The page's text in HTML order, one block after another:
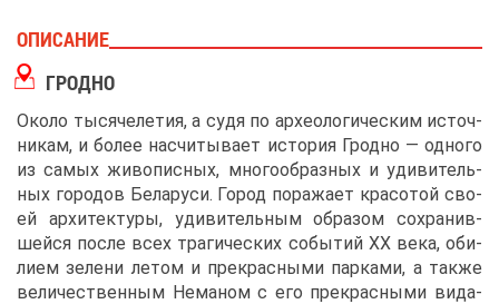
ОПИ­СА­НИЕ
ГРОД­НО
Око­ло ты­ся­че­ле­тия, а су­дя по ар­хео­ло­ги­че­ским ис­точ­
ни­кам, и бо­лее на­счи­ты­ва­ет ис­то­рия Грод­но ― од­но­го
из са­мых жи­во­пис­ных, мно­го­об­раз­ных и уди­ви­тель­
ных го­ро­дов Бе­ла­ру­си. Го­род по­ра­жа­ет кра­со­той сво­
ей ар­хи­тек­ту­ры, уди­ви­тель­ным об­ра­зом со­хра­нив­
шей­ся по­сле всех тра­ги­че­ских со­бы­тий XX ве­ка, оби­
ли­ем зе­ле­ни ле­том и пре­крас­ны­ми пар­ка­ми, а та­к­же
ве­ли­че­ствен­ным Нема­ном с его пре­крас­ны­ми ви­да­